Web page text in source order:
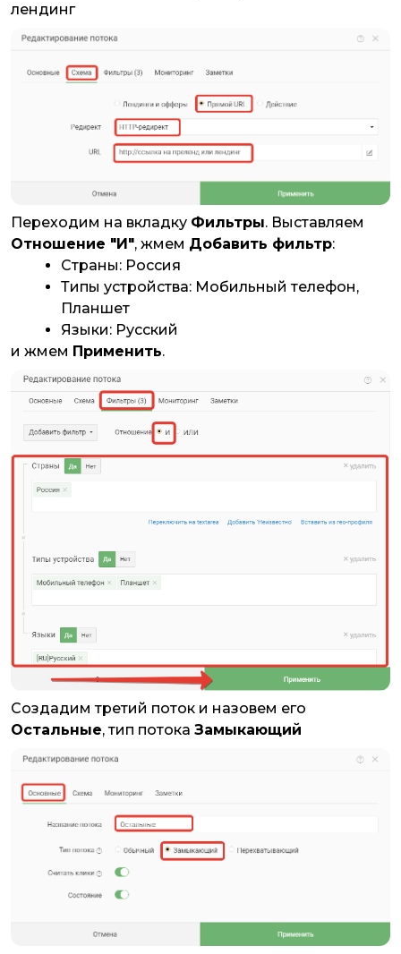
лендинг
Переходим на вкладку Фильтры. Выставляем
Отношение "И", жмем Добавить фильтр:
Страны: Россия
Типы устройства: Мобильный телефон,
Планшет
Языки: Русский
и жмем Применить.
Создадим третий поток и назовем его
Остальные, тип потока Замыкающий